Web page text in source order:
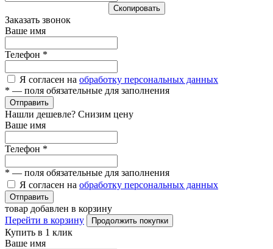
Cкопировать
Заказать звонок
Ваше имя
Телефон *
Я согласен на обработку персональных данных
* — поля обязательные для заполнения
Отправить
Нашли дешевле? Снизим цену
Ваше имя
Телефон *
* — поля обязательные для заполнения
Я согласен на обработку персональных данных
Отправить
товар добавлен в корзину
Перейти в корзину
Продолжить покупки
Купить в 1 клик
Ваше имя